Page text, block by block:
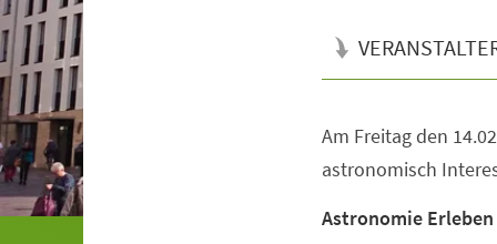
Am Freitag den
astronomisch
Astronomie Erleben